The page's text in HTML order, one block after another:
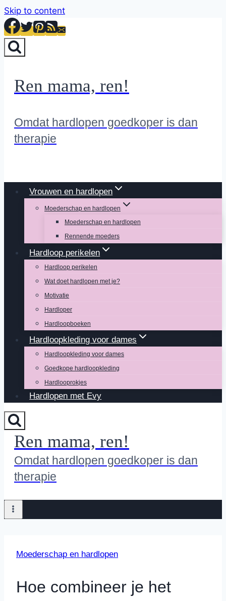
Skip to content
Ren mama, ren!
Omdat hardlopen goedkoper is dan
therapie
Vrouwen en hardlopen
Moederschap en hardlopen
Moederschap en hardlopen
Rennende moeders
Hardloop perikelen
Hardloop perikelen
Wat doet hardlopen met je?
Motivatie
Hardloper
Hardloopboeken
Hardloopkleding voor dames
Hardloopkleding voor dames
Goedkope hardloopkleding
Hardlooprokjes
Hardlopen met Evy
Ren mama, ren!
Omdat hardlopen goedkoper is dan
therapie
Moederschap en hardlopen
Hoe combineer je het